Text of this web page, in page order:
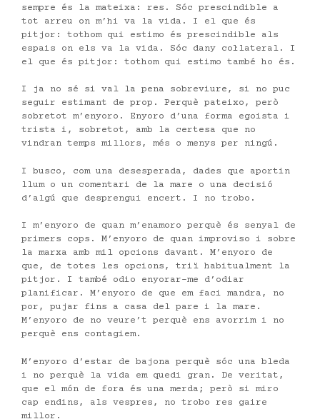
sempre és la mateixa: res. Sóc prescindible a
tot arreu on m’hi va la vida. I el que és
pitjor: tothom qui estimo és prescindible als
espais on els va la vida. Sóc dany col·lateral. I
el que és pitjor: tothom qui estimo també ho és.
I ja no sé si val la pena sobreviure, si no puc
seguir estimant de prop. Perquè pateixo, però
sobretot m’enyoro. Enyoro d’una forma egoista i
trista i, sobretot, amb la certesa que no
vindran temps millors, més o menys per ningú.
I busco, com una desesperada, dades que aportin
llum o un comentari de la mare o una decisió
d’algú que desprengui encert. I no trobo.
I m’enyoro de quan m’enamoro perquè és senyal de
primers cops. M’enyoro de quan improviso i sobre
la marxa amb mil opcions davant. M’enyoro de
que, de totes les opcions, triï habitualment la
pitjor. I també odio enyorar-me d’odiar
planificar. M’enyoro de que em faci mandra, no
por, pujar fins a casa del pare i la mare.
M’enyoro de no veure’t perquè ens avorrim i no
perquè ens contagiem.
M’enyoro d’estar de bajona perquè sóc una bleda
i no perquè la vida em quedi gran. De veritat,
que el món de fora és una merda; però si miro
cap endins, als vespres, no trobo res gaire
millor.